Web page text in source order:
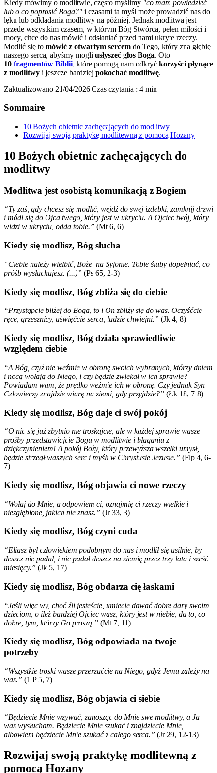
Kiedy mówimy o modlitwie, często myślimy "co mam powiedzieć
lub o co poprosić Boga?" i czasami ta myśl może prowadzić nas do
lęku lub odkładania modlitwy na później. Jednak modlitwa jest
przede wszystkim czasem, w którym Bóg Stwórca, pełen miłości i
mocy, chce do nas mówić i odsłaniać przed nami ukryte rzeczy.
Modlić się to mówić z otwartym sercem do Tego, który zna głębię
naszego serca, abyśmy mogli usłyszeć głos Boga. Oto
10 fragmentów Biblii, które pomogą nam odkryć korzyści płynące
z modlitwy i jeszcze bardziej pokochać modlitwę.
Zaktualizowano 21/04/2026|Czas czytania : 4 min
Sommaire
10 Bożych obietnic zachęcających do modlitwy
Rozwijaj swoją praktykę modlitewną z pomocą Hozany
10 Bożych obietnic zachęcających do
modlitwy
Modlitwa jest osobistą komunikacją z Bogiem
“Ty zaś, gdy chcesz się modlić, wejdź do swej izdebki, zamknij drzwi
i módl się do Ojca twego, który jest w ukryciu. A Ojciec twój, który
widzi w ukryciu, odda tobie.” (Mt 6, 6)
Kiedy się modlisz, Bóg słucha
“Ciebie należy wielbić, Boże, na Syjonie. Tobie śluby dopełniać, co
próśb wysłuchujesz. (...)” (Ps 65, 2-3)
Kiedy się modlisz, Bóg zbliża się do ciebie
“Przystąpcie bliżej do Boga, to i On zbliży się do was. Oczyśćcie
ręce, grzesznicy, uświęćcie serca, ludzie chwiejni.” (Jk 4, 8)
Kiedy się modlisz, Bóg działa sprawiedliwie
względem ciebie
“A Bóg, czyż nie weźmie w obronę swoich wybranych, którzy dniem
i nocą wołają do Niego, i czy będzie zwlekał w ich sprawie?
Powiadam wam, że prędko weźmie ich w obronę. Czy jednak Syn
Człowieczy znajdzie wiarę na ziemi, gdy przyjdzie?” (Łk 18, 7-8)
Kiedy się modlisz, Bóg daje ci swój pokój
“O nic się już zbytnio nie troskajcie, ale w każdej sprawie wasze
prośby przedstawiajcie Bogu w modlitwie i błaganiu z
dziękczynieniem! A pokój Boży, który przewyższa wszelki umysł,
będzie strzegł waszych serc i myśli w Chrystusie Jezusie.” (Flp 4, 6-
7)
Kiedy się modlisz, Bóg objawia ci nowe rzeczy
“Wołaj do Mnie, a odpowiem ci, oznajmię ci rzeczy wielkie i
niezgłębione, jakich nie znasz.” (Jr 33, 3)
Kiedy się modlisz, Bóg czyni cuda
“Eliasz był człowiekiem podobnym do nas i modlił się usilnie, by
deszcz nie padał, i nie padał deszcz na ziemię przez trzy lata i sześć
miesięcy.” (Jk 5, 17)
Kiedy się modlisz, Bóg obdarza cię łaskami
“Jeśli więc wy, choć źli jesteście, umiecie dawać dobre dary swoim
dzieciom, o ileż bardziej Ojciec wasz, który jest w niebie, da to, co
dobre, tym, którzy Go proszą.” (Mt 7, 11)
Kiedy się modlisz, Bóg odpowiada na twoje
potrzeby
“Wszystkie troski wasze przerzućcie na Niego, gdyż Jemu zależy na
was.” (1 P 5, 7)
Kiedy się modlisz, Bóg objawia ci siebie
“Będziecie Mnie wzywać, zanosząc do Mnie swe modlitwy, a Ja
was wysłucham. Będziecie Mnie szukać i znajdziecie Mnie,
albowiem będziecie Mnie szukać z całego serca.” (Jr 29, 12-13)
Rozwijaj swoją praktykę modlitewną z
pomocą Hozany